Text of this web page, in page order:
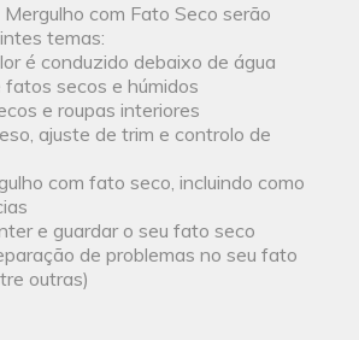
com Fato Seco serão
temas:
é conduzido debaixo de água
secos e húmidos
e roupas interiores
ajuste de trim e controlo de
com fato seco, incluindo como
e guardar o seu fato seco
de problemas no seu fato
outras)